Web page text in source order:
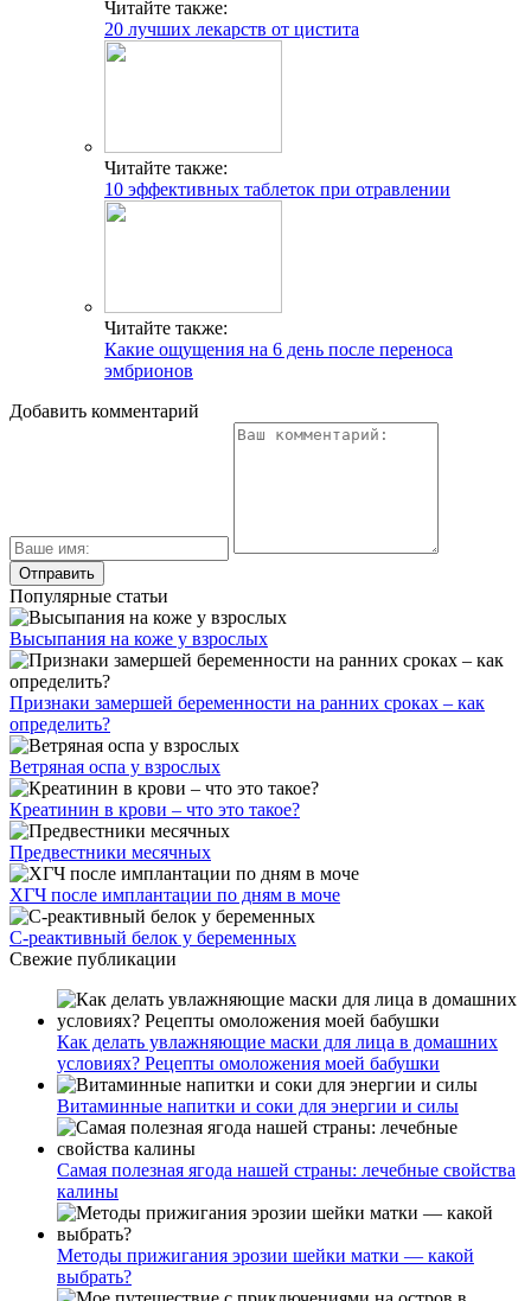
Читайте также:
20 лучших лекарств от цистита
Читайте также:
10 эффективных таблеток при отравлении
Читайте также:
Какие ощущения на 6 день после переноса
эмбрионов
Добавить комментарий
Популярные статьи
Высыпания на коже у взрослых
Признаки замершей беременности на ранних сроках – как
определить?
Ветряная оспа у взрослых
Креатинин в крови – что это такое?
Предвестники месячных
ХГЧ после имплантации по дням в моче
С-реактивный белок у беременных
Свежие публикации
Как делать увлажняющие маски для лица в домашних
условиях? Рецепты омоложения моей бабушки
Витаминные напитки и соки для энергии и силы
Самая полезная ягода нашей страны: лечебные свойства
калины
Методы прижигания эрозии шейки матки — какой
выбрать?